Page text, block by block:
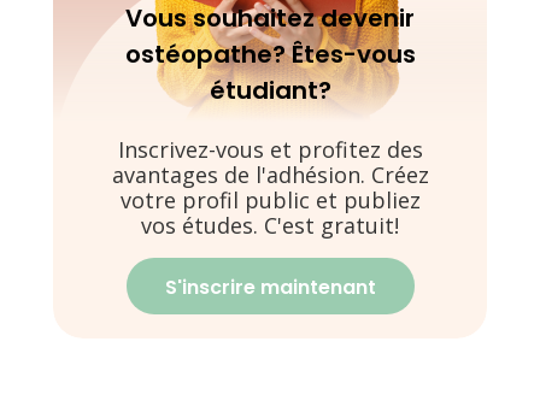
Vous souhaitez devenir
ostéopathe? Êtes-vous
étudiant?
Inscrivez-vous et profitez des
avantages de l'adhésion. Créez
votre profil public et publiez
vos études. C'est gratuit!
S'inscrire maintenant